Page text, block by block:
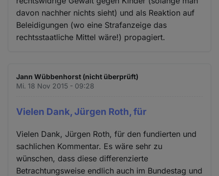
davon nachher nichts sieht) und als Reaktion auf
Beleidigungen (wo eine Strafanzeige das
rechtsstaatliche Mittel wäre!) propagiert.
Jann Wübbenhorst (nicht überprüft)
Mi. 18 Nov 2015 - 09:28
Vielen Dank, Jürgen Roth, für
Vielen Dank, Jürgen Roth, für den fundierten und
sachlichen Kommentar. Es wäre sehr zu
wünschen, dass diese differenzierte
Betrachtungsweise endlich auch im Bundestag und